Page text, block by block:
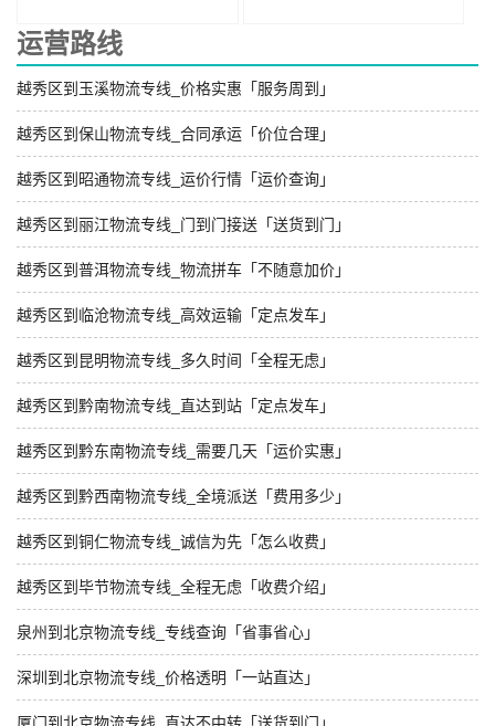
运营路线
越秀区到玉溪物流专线_价格实惠「服务周到」
越秀区到保山物流专线_合同承运「价位合理」
越秀区到昭通物流专线_运价行情「运价查询」
越秀区到丽江物流专线_门到门接送「送货到门」
越秀区到普洱物流专线_物流拼车「不随意加价」
越秀区到临沧物流专线_高效运输「定点发车」
越秀区到昆明物流专线_多久时间「全程无虑」
越秀区到黔南物流专线_直达到站「定点发车」
越秀区到黔东南物流专线_需要几天「运价实惠」
越秀区到黔西南物流专线_全境派送「费用多少」
越秀区到铜仁物流专线_诚信为先「怎么收费」
越秀区到毕节物流专线_全程无虑「收费介绍」
泉州到北京物流专线_专线查询「省事省心」
深圳到北京物流专线_价格透明「一站直达」